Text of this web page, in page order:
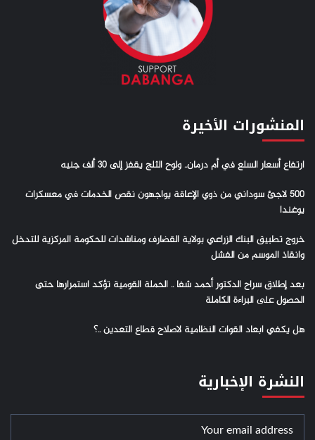
المنشورات الأخيرة
ارتفاع أسعار السلع في أم درمان.. ولوح الثلج يقفز إلى 30 ألف جنيه
500 لاجئ سوداني من ذوي الإعاقة يواجهون نقص الخدمات في معسكرات
يوغندا
خروج تطبيق البنك الزراعي بولاية القضارف ومناشدات للحكومة المركزية للتدخل
وانقاذ الموسم من الفشل
بعد إطلاق سراح الدكتور أحمد شفا .. الحملة القومية تؤكد استمرارها حتى
الحصول على البراءة الكاملة
هل يكفي ابعاد القوات النظامية لاصلاح قطاع التعدين ..؟
النشرة الإخبارية